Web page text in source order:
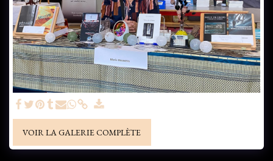
VOIR LA GALERIE COMPLÈTE